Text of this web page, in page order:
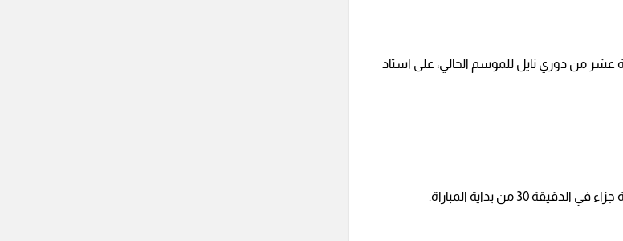
عشر من دوري نايل للموسم الحالي، على استاد
من بداية المباراة.